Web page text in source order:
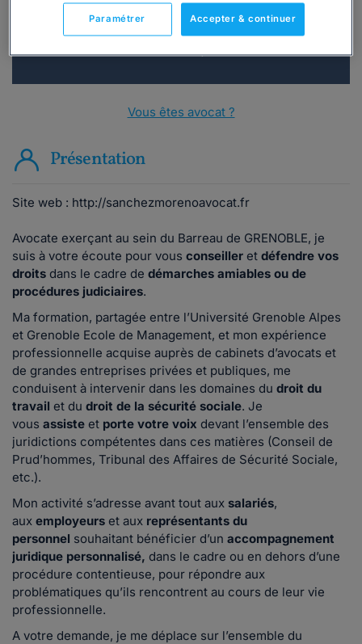
ou appelez le01 75 75 42 33(8h à 21h du lundi au
Vous êtes avocat ?
Présentation
Site web : http://sanchezmorenoavocat.fr
Avocate exerçant au sein du Barreau de GRENOBLE, je
suis à votre écoute pour vous conseiller et défendre vos
droits dans le cadre de démarches amiables ou de
procédures judiciaires.
Ma formation, partagée entre l’Université Grenoble Alpes
et Grenoble Ecole de Management, et mon expérience
professionnelle acquise auprès de cabinets d’avocats et
de grandes entreprises privées et publiques, me
conduisent à intervenir dans les domaines du droit du
travail et du droit de la sécurité sociale. Je
vous assiste et porte votre voix devant l’ensemble des
juridictions compétentes dans ces matières (Conseil de
Prud’hommes, Tribunal des Affaires de Sécurité Sociale,
etc.).
Mon activité s’adresse avant tout aux salariés,
aux employeurs et aux représentants du
personnel souhaitant bénéficier d’un accompagnement
juridique personnalisé, dans le cadre ou en dehors d’une
procédure contentieuse, pour répondre aux
problématiques qu’ils rencontrent au cours de leur vie
professionnelle.
A votre demande, je me déplace sur l’ensemble du
Accepter & continuer
Paramétrer